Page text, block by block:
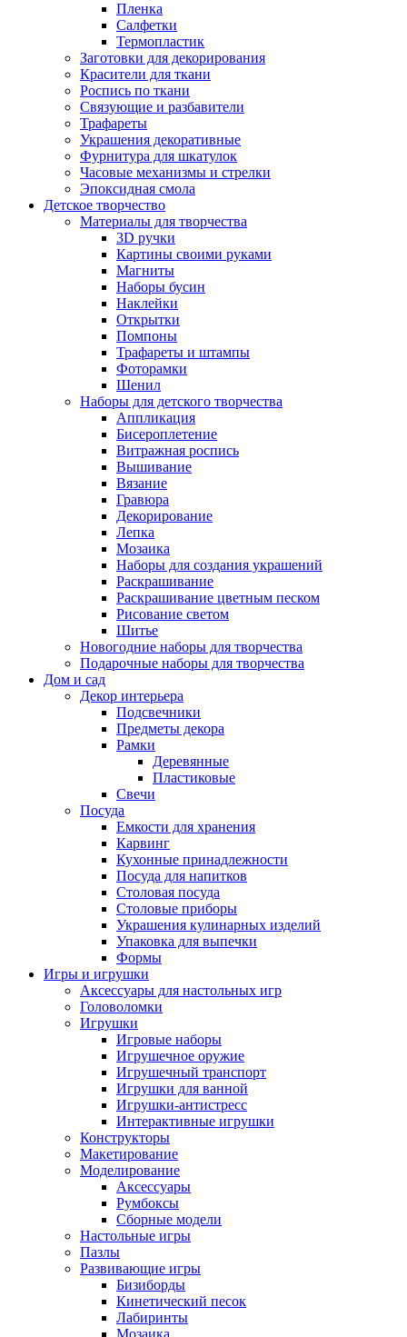
Пленка
Салфетки
Термопластик
Заготовки для декорирования
Красители для ткани
Роспись по ткани
Связующие и разбавители
Трафареты
Украшения декоративные
Фурнитура для шкатулок
Часовые механизмы и стрелки
Эпоксидная смола
Детское творчество
Материалы для творчества
3D ручки
Картины своими руками
Магниты
Наборы бусин
Наклейки
Открытки
Помпоны
Трафареты и штампы
Фоторамки
Шенил
Наборы для детского творчества
Аппликация
Бисероплетение
Витражная роспись
Вышивание
Вязание
Гравюра
Декорирование
Лепка
Мозаика
Наборы для создания украшений
Раскрашивание
Раскрашивание цветным песком
Рисование светом
Шитье
Новогодние наборы для творчества
Подарочные наборы для творчества
Дом и сад
Декор интерьера
Подсвечники
Предметы декора
Рамки
Деревянные
Пластиковые
Свечи
Посуда
Емкости для хранения
Карвинг
Кухонные принадлежности
Посуда для напитков
Столовая посуда
Столовые приборы
Украшения кулинарных изделий
Упаковка для выпечки
Формы
Игры и игрушки
Аксессуары для настольных игр
Головоломки
Игрушки
Игровые наборы
Игрушечное оружие
Игрушечный транспорт
Игрушки для ванной
Игрушки-антистресс
Интерактивные игрушки
Конструкторы
Макетирование
Моделирование
Аксессуары
Румбоксы
Сборные модели
Настольные игры
Пазлы
Развивающие игры
Бизиборды
Кинетический песок
Лабиринты
Мозаика